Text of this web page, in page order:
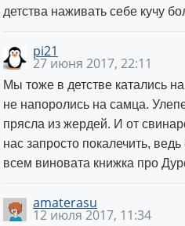
детства наживать себе кучу
pi21
27 июня 2017, 22:11
Мы тоже в детстве катались
не напоролись на самца.
прясла из жердей. И от
нас запросто покалечить,
всем виновата книжка про
amaterasu
12 июля 2017, 11:34